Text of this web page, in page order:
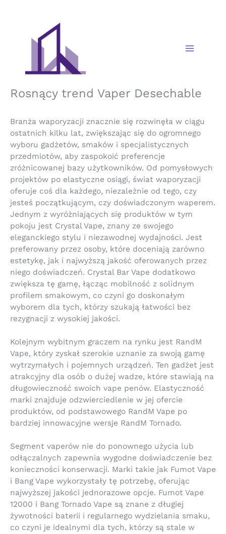
Rosnący trend Vaper Desechable
Branża waporyzacji znacznie się rozwinęła w ciągu
ostatnich kilku lat, zwiększając się do ogromnego
wyboru gadżetów, smaków i specjalistycznych
przedmiotów, aby zaspokoić preferencje
zróżnicowanej bazy użytkowników. Od pomysłowych
projektów po elastyczne osiągi, świat waporyzacji
oferuje coś dla każdego, niezależnie od tego, czy
jesteś początkującym, czy doświadczonym waperem.
Jednym z wyróżniających się produktów w tym
pokoju jest Crystal Vape, znany ze swojego
eleganckiego stylu i niezawodnej wydajności. Jest
preferowany przez osoby, które doceniają zarówno
estetykę, jak i najwyższą jakość oferowanych przez
niego doświadczeń. Crystal Bar Vape dodatkowo
zwiększa tę gamę, łącząc mobilność z solidnym
profilem smakowym, co czyni go doskonałym
wyborem dla tych, którzy szukają łatwości bez
rezygnacji z wysokiej jakości.
Kolejnym wybitnym graczem na rynku jest RandM
Vape, który zyskał szerokie uznanie za swoją gamę
wytrzymałych i pojemnych urządzeń. Ten gadżet jest
atrakcyjny dla osób o dużej wadze, które stawiają na
długowieczność swoich vape penów. Elastyczność
marki znajduje odzwierciedlenie w jej ofercie
produktów, od podstawowego RandM Vape po
bardziej innowacyjne wersje RandM Tornado.
Segment vaperów nie do ponownego użycia lub
odłączalnych zapewnia wygodne doświadczenie bez
konieczności konserwacji. Marki takie jak Fumot Vape
i Bang Vape wykorzystały tę potrzebę, oferując
najwyższej jakości jednorazowe opcje. Fumot Vape
12000 i Bang Tornado Vape są znane z długiej
żywotności baterii i regularnego wydzielania smaku,
co czyni je idealnymi dla tych, którzy są stale w